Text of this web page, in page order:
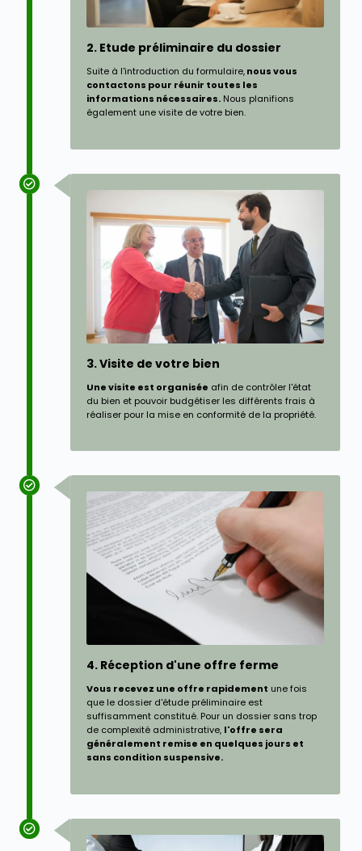
2. Etude préliminaire du dossier
Suite à l'introduction du formulaire,nous vous
contactons pour réunir toutes les
informations nécessaires.Nous planifions
également une visite de votre bien.
3. Visite de votre bien
Une visite est organisée afin de contrôler l'état
du bien et pouvoir budgétiser les différents frais à
réaliser pour la mise en conformité de la propriété.
4. Réception d'une offre ferme
Vous recevez une offre rapidement une fois
que le dossier d'étude préliminaire est
suffisamment constitué. Pour un dossier sans trop
de complexité administrative, l'offre sera
généralement remise en quelques jours et
sans condition suspensive.